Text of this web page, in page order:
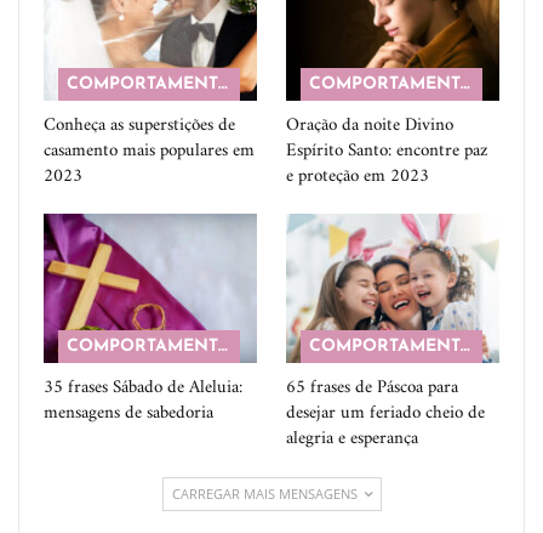
COMPORTAMENTO
Conheça as superstições de
casamento mais populares em
2023
COMPORTAMENTO
Oração da noite Divino
Espírito Santo: encontre paz
e proteção em 2023
COMPORTAMENTO
35 frases Sábado de Aleluia:
mensagens de sabedoria
COMPORTAMENTO
65 frases de Páscoa para
desejar um feriado cheio de
alegria e esperança
CARREGAR MAIS MENSAGENS